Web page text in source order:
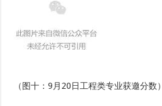
（图十：9月20日工程类专业获邀分数）